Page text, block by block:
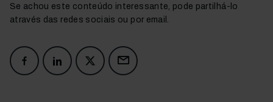
Se achou este conteúdo interessante, pode partilhá-lo
através das redes sociais ou por email.